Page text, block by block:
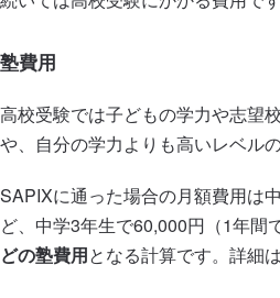
塾費用
高校受験では子どもの学力や志望
や、自分の学力よりも高いレベル
SAPIXに通った場合の月額費用は
ど、中学3年生で60,000円（1年間
どの塾費用となる計算です。詳細